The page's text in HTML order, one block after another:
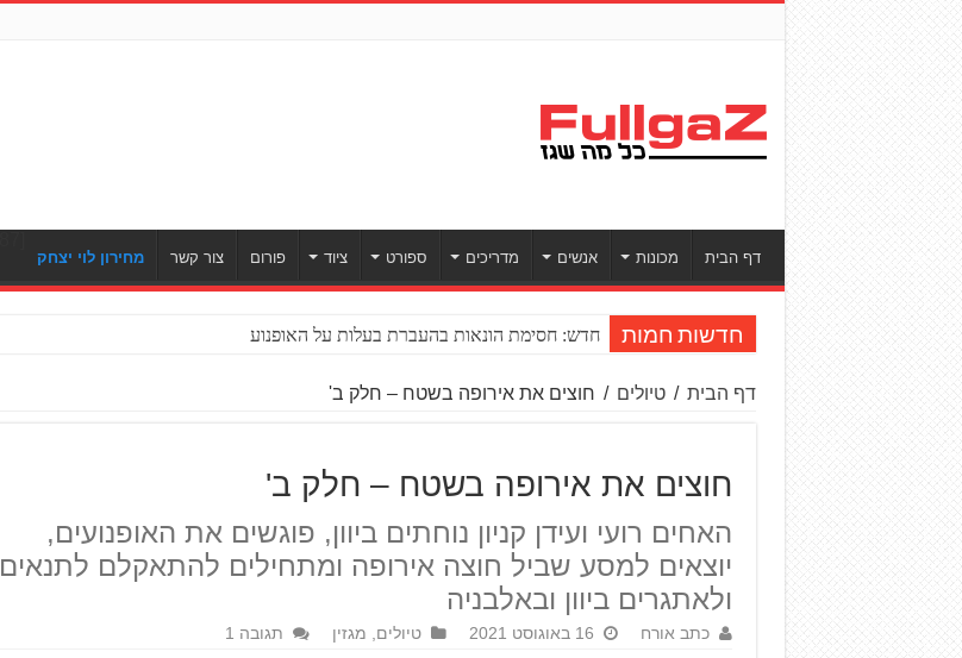
דף הבית מכונות אנשים מדריכים ספורט ציוד פורום צור קשר מחירון לוי יצחק
חדשות חמות חדש: חסימת הונאות
דף הבית / טיולים / חוצים את אירופה בשטח – חלק ב'
חוצים את אירופה בשטח – חלק ב'
האחים רועי ועידן קניון נוחתים ביוון, פוגשים את האופנועים,
יוצאים למסע שביל חוצה אירופה ומתחילים להתאקלם לתנאים
ולאתגרים ביוון ובאלבניה
כתב אורח 16 באוגוסט 2021 טיולים, מגזין תגובה 1